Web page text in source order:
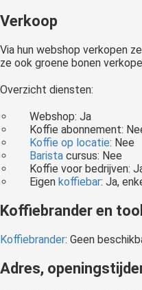
Verkoop
Via hun webshop verkopen
ze ook groene bonen
Overzicht diensten:
Webshop: Ja
Koffie abonnement:
Koffie op locatie: Nee
Barista cursus: Nee
Koffie voor bedrijven:
Eigenkoffiebar: Ja,
Koffiebrander en
Koffiebrander: Geen
Adres,